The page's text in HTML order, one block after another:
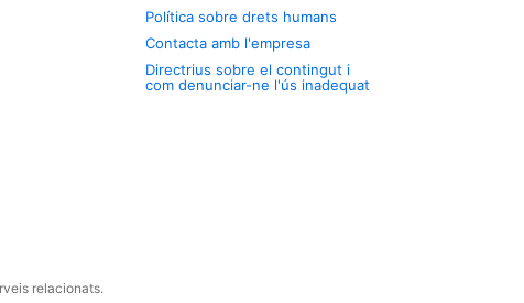
Política sobre drets humans
Contacta amb l'empresa
Directrius sobre el contingut i
com denunciar-ne l'ús inadequat
relacionats.